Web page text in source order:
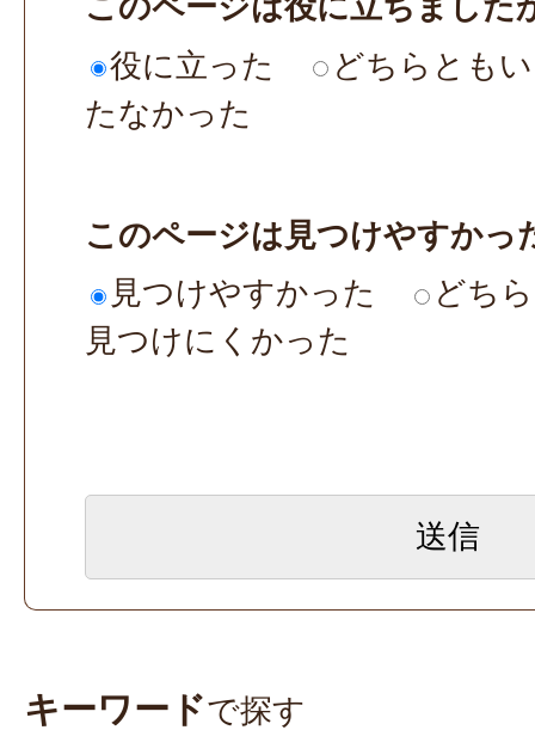
役に立った
どちらとも
たなかった
このページは見つけやすかっ
見つけやすかった
どち
見つけにくかった
キーワードで探す